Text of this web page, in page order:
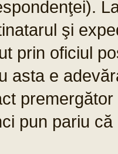
şi
prin oficiul
asta e
pun pariu